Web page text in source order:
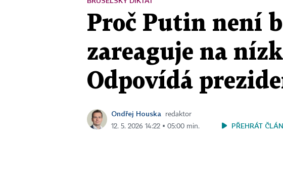
Proč Putin není
zareaguje na
Odpovídá
Ondřej Houska
redaktor
12. 5. 2026 14:22 ▪ 05:00 min.
PŘEHRÁT